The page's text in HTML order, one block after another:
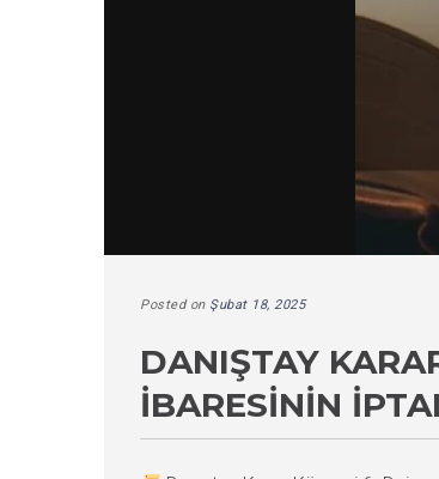
Posted on Şubat 18, 2025
DANIŞTAY
İBARESININ